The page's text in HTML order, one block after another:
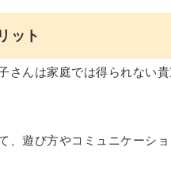
ット
さんは家庭では得られない
、遊び方やコミュニケーシ